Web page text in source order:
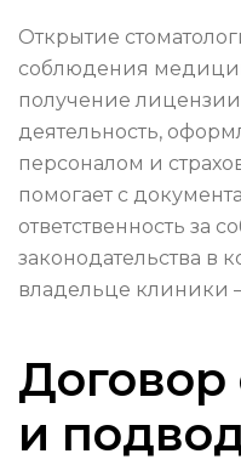
Открытие
соблюдения
получение
деятельность,
персоналом и
помогает с
ответственность за
законодательства в
владельце клиники
и